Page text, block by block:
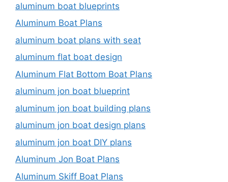
aluminum boat blueprints
Aluminum Boat Plans
aluminum boat plans with seat
aluminum flat boat design
Aluminum Flat Bottom Boat Plans
aluminum jon boat blueprint
aluminum jon boat building plans
aluminum jon boat design plans
aluminum jon boat DIY plans
Aluminum Jon Boat Plans
Aluminum Skiff Boat Plans